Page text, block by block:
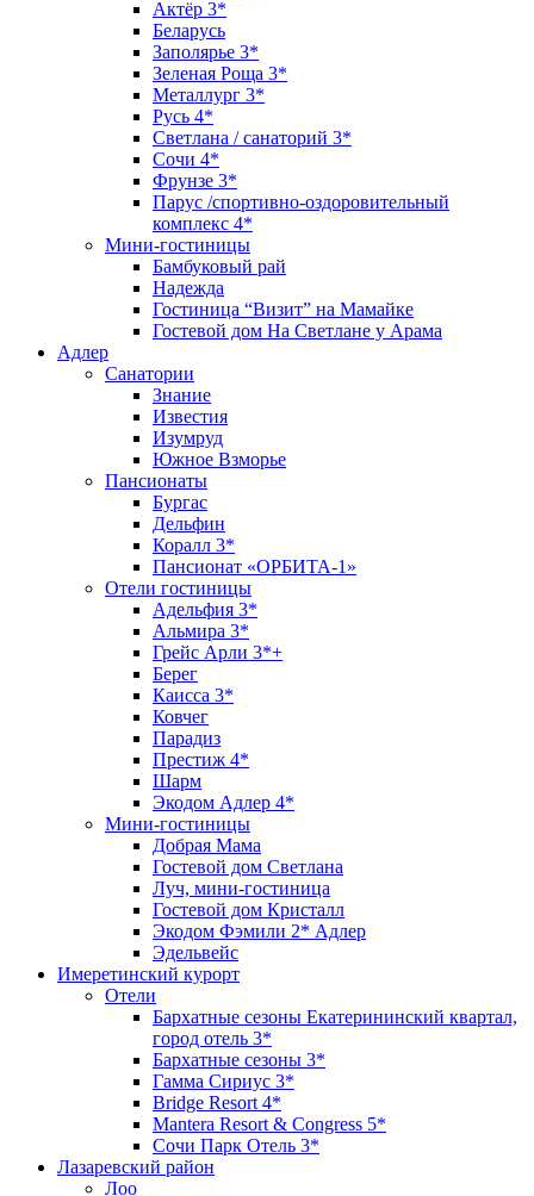
Актёр 3*
Беларусь
Заполярье 3*
Зеленая Роща 3*
Металлург 3*
Русь 4*
Светлана / санаторий 3*
Сочи 4*
Фрунзе 3*
Парус /спортивно-оздоровительный
комплекс 4*
Мини-гостиницы
Бамбуковый рай
Надежда
Гостиница “Визит” на Мамайке
Гостевой дом На Светлане у Арама
Адлер
Санатории
Знание
Известия
Изумруд
Южное Взморье
Пансионаты
Бургас
Дельфин
Коралл 3*
Пансионат «ОРБИТА-1»
Отели гостиницы
Адельфия 3*
Альмира 3*
Грейс Арли 3*+
Берег
Каисса 3*
Ковчег
Парадиз
Престиж 4*
Шарм
Экодом Адлер 4*
Мини-гостиницы
Добрая Мама
Гостевой дом Светлана
Луч, мини-гостиница
Гостевой дом Кристалл
Экодом Фэмили 2* Адлер
Эдельвейс
Имеретинский курорт
Отели
Бархатные сезоны Екатерининский квартал,
город отель 3*
Бархатные сезоны 3*
Гамма Сириус 3*
Bridge Resort 4*
Mantera Resort & Congress 5*
Сочи Парк Отель 3*
Лазаревский район
Лоо